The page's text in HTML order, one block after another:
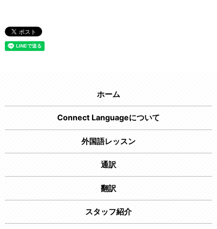
ホーム
Connect Languageについて
外国語レッスン
通訳
翻訳
スタッフ紹介